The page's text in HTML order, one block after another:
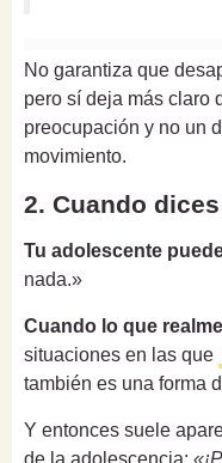
No garantiza que
pero sí deja más claro
preocupación y no un
movimiento.
2. Cuando
Tu adolescente
nada.»
Cuando lo que
situaciones en las que
también es una forma
Y entonces suele